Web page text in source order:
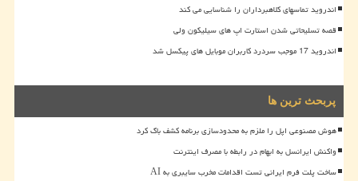
اندروید تماسهای کلاهبرداران را شناسایی می کند
قصه تسلیحاتی شدن استارت اپ های سیلیکون ولی
اندروید 17 موجب سردرد کاربران موبایل های پیکسل شد
پربحث ترین ها
هوش مصنوعی اپل را ملزم به محدودسازی برنامه کشف باگ کرد
واکنش ایرانسل به ابهام در رابطه با مصرف اینترنت
ساخت پلت فرم ایرانی تست اقدامات مخرب سایبری به AI